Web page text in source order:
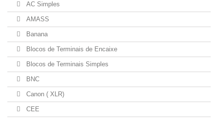
AC Simples
AMASS
Banana
Blocos de Terminais de Encaixe
Blocos de Terminais Simples
BNC
Canon ( XLR)
CEE